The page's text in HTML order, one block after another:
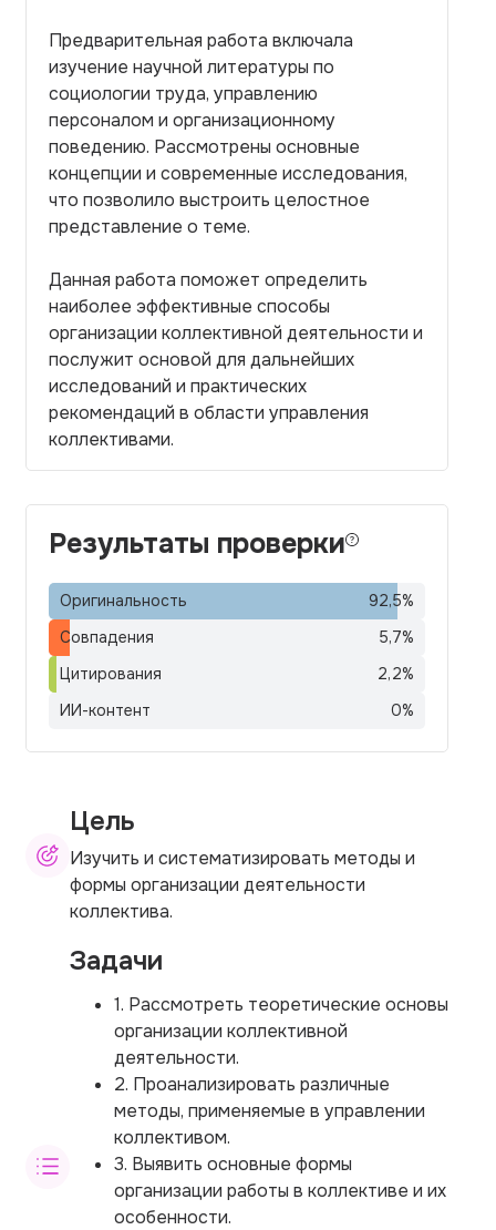
Предварительная работа включала
изучение научной литературы по
социологии труда, управлению
персоналом и организационному
поведению. Рассмотрены основные
концепции и современные исследования,
что позволило выстроить целостное
представление о теме.
Данная работа поможет определить
наиболее эффективные способы
организации коллективной деятельности и
послужит основой для дальнейших
исследований и практических
рекомендаций в области управления
коллективами.
Результаты проверки
Оригинальность 92,5%
Совпадения
5,7%
Цитирования
2,2%
ИИ-контент
0%
Цель
Изучить и систематизировать методы и
формы организации деятельности
коллектива.
Задачи
1. Рассмотреть теоретические основы
организации коллективной
деятельности.
2. Проанализировать различные
методы, применяемые в управлении
коллективом.
3. Выявить основные формы
организации работы в коллективе и их
особенности.